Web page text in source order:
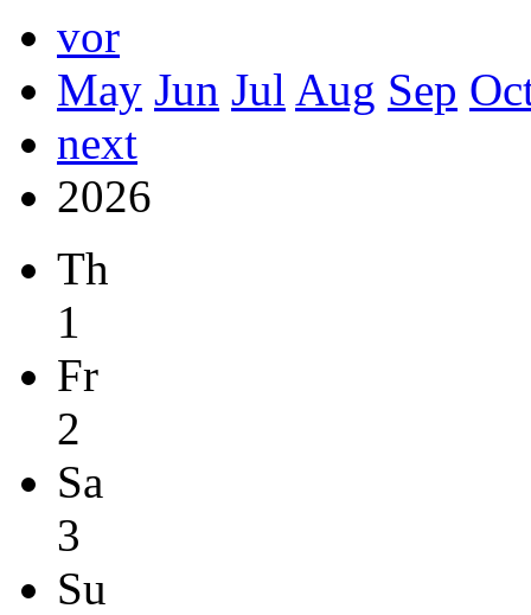
vor
May Jun Jul Aug Sep
next
2026
Th
1
Fr
2
Sa
3
Su